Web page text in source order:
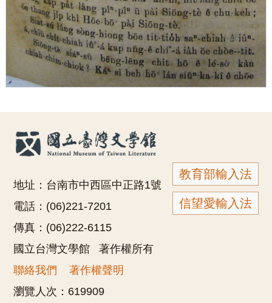
教育部輸入法
信望愛輸入法
地址：台南市中西區中正路1號
電話：(06)221-7201
傳真：(06)222-6115
國立台灣文學館 著作權所有
聯絡我們
著作權聲明
瀏覽人次： 619909